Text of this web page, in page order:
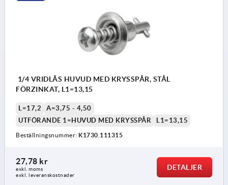
1/4 VRIDLÅS HUVUD MED KRYSSPÅR, STÅL
FÖRZINKAT, L1=13,15
L=17,2
A=3,75 - 4,50
UTFÖRANDE 1=HUVUD MED KRYSSPÅR
L1=13,15
Beställningsnummer: K1730.111315
27,78 kr
exkl. moms
exkl. leveranskostnader
DETALJER